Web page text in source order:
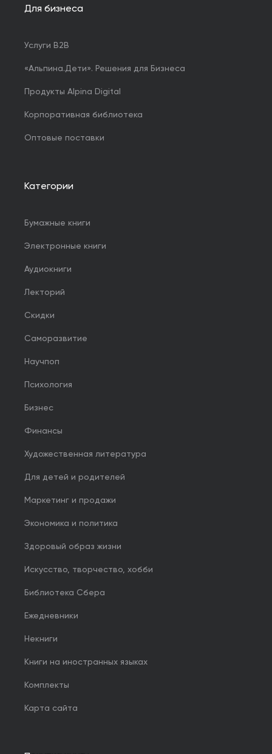
Для бизнеса
Услуги B2B
«Альпина.Дети». Решения для Бизнеса
Продукты Alpina Digital
Корпоративная библиотека
Оптовые поставки
Категории
Бумажные книги
Электронные книги
Аудиокниги
Лекторий
Скидки
Саморазвитие
Научпоп
Психология
Бизнес
Финансы
Художественная литература
Для детей и родителей
Маркетинг и продажи
Экономика и политика
Здоровый образ жизни
Искусство, творчество, хобби
Библиотека Сбера
Ежедневники
Некниги
Книги на иностранных языках
Комплекты
Карта сайта